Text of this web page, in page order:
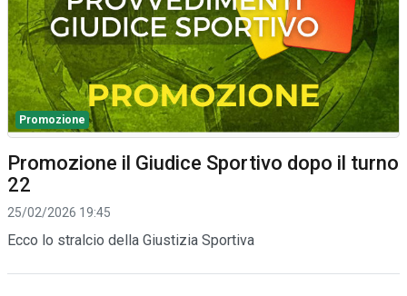
Promozione
Promozione il Giudice Sportivo dopo il turno
22
25/02/2026 19:45
Ecco lo stralcio della Giustizia Sportiva